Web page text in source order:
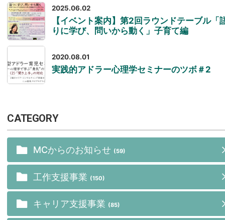
2025.06.02
【イベント案内】第2回ラウンドテーブル「
りに学び、問いから動く」子育て編
2020.08.01
実践的アドラー心理学セミナーのツボ＃2
CATEGORY
MCからのお知らせ (59)
工作支援事業 (150)
キャリア支援事業 (85)